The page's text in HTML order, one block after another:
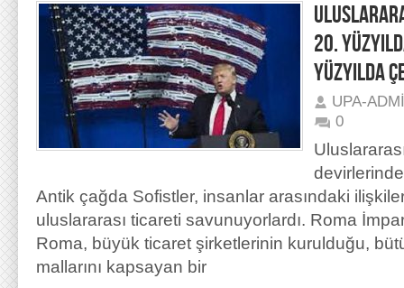
20.
YÜZYILDA
UPA-
0
Antik çağda Sofistler, insanlar arasındaki
uluslararası ticareti savunuyorlardı. Roma
Roma, büyük ticaret şirketlerinin kurulduğu,
mallarını kapsayan bir